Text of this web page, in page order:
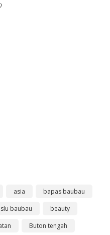
asia
bapas baubau
baubau
beauty
Buton tengah